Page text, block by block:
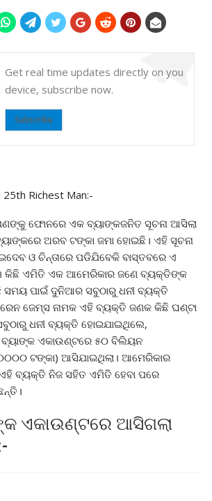
Get real time updates directly on you
device, subscribe now.
Subscribe
Richest Man:-
ଫୋନରେ ଏକ ବ୍ୟାଙ୍କଜନିତ ସୂଚନା ଆସିଲା
ଅରବ ଟଙ୍କା ଜମା ହୋଇଛି। ଏହି ସୂଚନା
ଓ ଚିନ୍ତାରେ ପଡିଯିବେକି ବାସ୍ତବରେ ଏ
କିଛି ଏମିତି ଏକ ଆମେରିକାର ଜଣେ ବ୍ୟକ୍ତିଙ୍କ
ପାଇଁ ଦୁନିଆର ସବୁଠାରୁ ଧନୀ ବ୍ୟକ୍ତି
ଜେମ୍ସ ନାମକ ଏହି ବ୍ୟକ୍ତି ଜଣକ କିଛି ଘଣ୍ଟା
ଧନୀ ବ୍ୟକ୍ତି ହୋଇଯାଇଥିଲେ,
ବ୍ୟାଙ୍କ ଏକାଉଣ୍ଟରେ ୫୦ ବିଲିୟନ
ଟଙ୍କା) ଆସିଯାଇଥିଲା। ଆମେରିକାର
ଏହି ବ୍ୟକ୍ତି ନିଜ ସହିତ ଏମିତି ହେବା ପରେ
ଏକାଉଣ୍ଟରେ ଆସିଗଲା